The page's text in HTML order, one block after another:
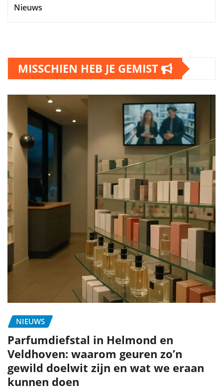
Nieuws
MISSCHIEN HEB JE GEMIST
NIEUWS
Parfumdiefstal in Helmond en
Veldhoven: waarom geuren zo’n
gewild doelwit zijn en wat we eraan
kunnen doen